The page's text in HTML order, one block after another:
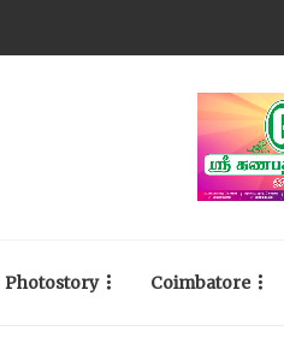
Photostory Coimbatore